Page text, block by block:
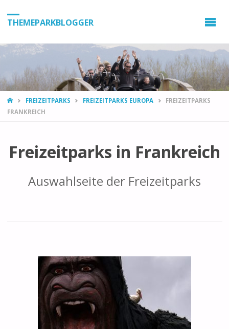
THEMEPARKBLOGGER
HOMEFREIZEITPARKS FREIZEITPARKS EUROPA
FREIZEITPARKS
FRANKREICH
Freizeitparks in Frankreich
Auswahlseite der Freizeitparks